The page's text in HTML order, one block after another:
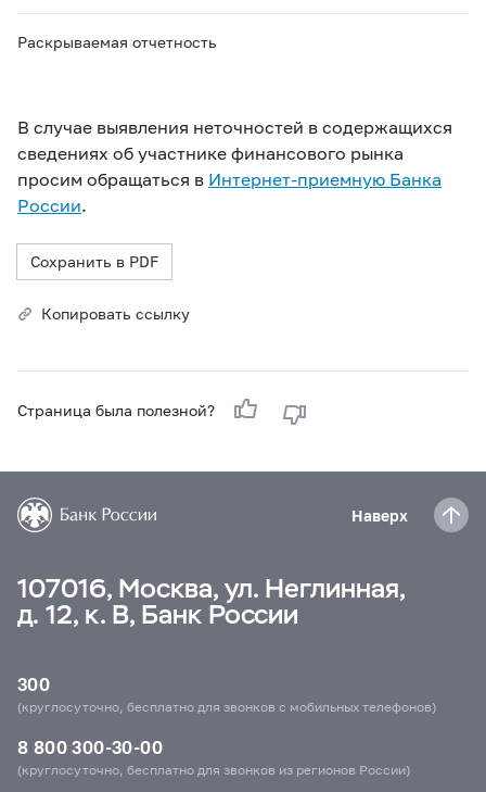
Раскрываемая отчетность
В случае выявления неточностей в содержащихся
сведениях об участнике финансового рынка
просим обращаться в Интернет-приемную Банка
России.
Сохранить в PDF
Копировать ссылку
Страница была полезной?
Наверх
107016, Москва, ул. Неглинная,
д. 12, к. В, Банк России
300
(круглосуточно, бесплатно для звонков с мобильных телефонов)
8 800 300-30-00
(круглосуточно, бесплатно для звонков из регионов России)